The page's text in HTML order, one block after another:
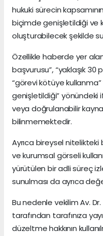
hukuki sürecin
biçimde genişletildiği ve
oluşturabilecek şekilde
Özellikle haberde yer
başvurusu”, “yaklaşık 30
“görevi kötüye
genişletildiği”
veya doğrulanabilir
bilinmemektedir.
Ayrıca bireysel nitelikteki
ve kurumsal görseli
yürütülen bir adli süreç
sunulması da ayrıca
Bu nedenle vekilim Av.
tarafından tarafınıza
düzeltme hakkının